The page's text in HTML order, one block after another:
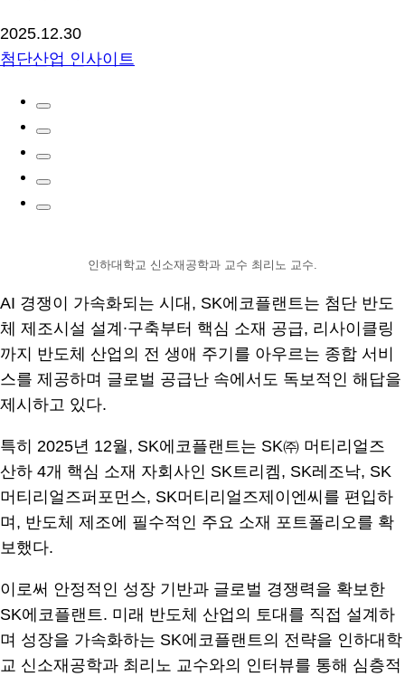
2025.12.30
첨단산업 인사이트
인하대학교 신소재공학과 교수 최리노 교수.
AI 경쟁이 가속화되는 시대, SK에코플랜트는 첨단 반도
체 제조시설 설계∙구축부터 핵심 소재 공급, 리사이클링
까지 반도체 산업의 전 생애 주기를 아우르는 종합 서비
스를 제공하며 글로벌 공급난 속에서도 독보적인 해답을
제시하고 있다.
특히 2025년 12월, SK에코플랜트는 SK㈜ 머티리얼즈
산하 4개 핵심 소재 자회사인 SK트리켐, SK레조낙, SK
머티리얼즈퍼포먼스, SK머티리얼즈제이엔씨를 편입하
며, 반도체 제조에 필수적인 주요 소재 포트폴리오를 확
보했다.
이로써 안정적인 성장 기반과 글로벌 경쟁력을 확보한
SK에코플랜트. 미래 반도체 산업의 토대를 직접 설계하
며 성장을 가속화하는 SK에코플랜트의 전략을 인하대학
교 신소재공학과 최리노 교수와의 인터뷰를 통해 심층적